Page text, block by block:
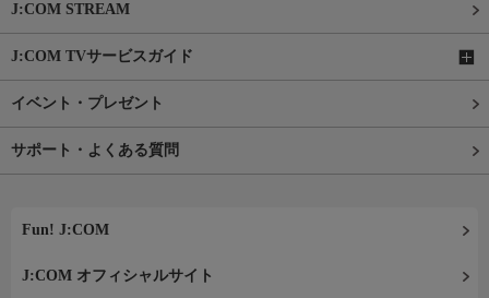
J:COM STREAM
J:COM TVサービスガイド
イベント・プレゼント
サポート・よくある質問
Fun! J:COM
J:COM オフィシャルサイト